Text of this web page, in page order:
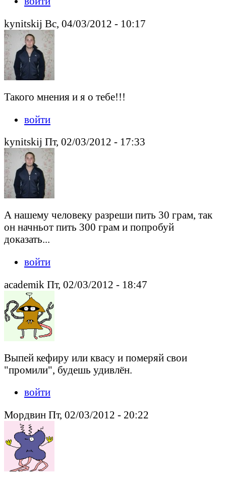
kynitskij Вс, 04/03/2012 - 10:17
Такого мнения и я о тебе!!!
войти
kynitskij Пт, 02/03/2012 - 17:33
А нашему человеку разреши пить 30 грам, так
он начньот пить 300 грам и попробуй
доказать...
войти
academik Пт, 02/03/2012 - 18:47
Выпей кефиру или квасу и померяй свои
"промили", будешь удивлён.
войти
Мордвин Пт, 02/03/2012 - 20:22